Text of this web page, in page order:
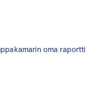
oma raportti